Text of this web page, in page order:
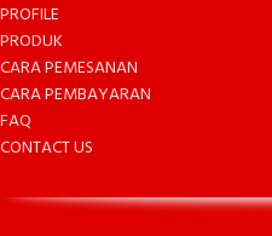
PROFILE
PRODUK
CARA PEMESANAN
CARA PEMBAYARAN
FAQ
CONTACT US